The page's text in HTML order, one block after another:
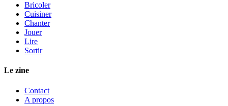
Bricoler
Cuisiner
Chanter
Jouer
Lire
Sortir
Le zine
Contact
A propos